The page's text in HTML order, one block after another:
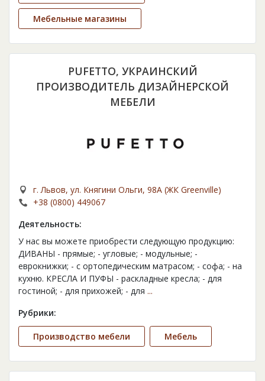
Мебельные магазины
PUFETTO, УКРАИНСКИЙ
ПРОИЗВОДИТЕЛЬ ДИЗАЙНЕРСКОЙ
МЕБЕЛИ
г. Львов, ул. Княгини Ольги, 98А (ЖК Greenville)
+38 (0800) 449067
Деятельность:
У нас вы можете приобрести следующую продукцию:
ДИВАНЫ - прямые; - угловые; - модульные; -
еврокнижки; - с ортопедическим матрасом; - софа; - на
кухню. КРЕСЛА И ПУФЫ - раскладные кресла; - для
гостиной; - для прихожей; - для ...
Рубрики:
Производство мебели Мебель